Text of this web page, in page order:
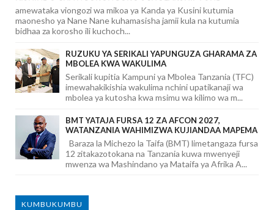
amewataka viongozi wa mikoa ya Kanda ya Kusini kutumia
maonesho ya Nane Nane kuhamasisha jamii kula na kutumia
bidhaa za korosho ili kuchoch...
RUZUKU YA SERIKALI YAPUNGUZA GHARAMA ZA
MBOLEA KWA WAKULIMA
Serikali kupitia Kampuni ya Mbolea Tanzania (TFC)
imewahakikishia wakulima nchini upatikanaji wa
mbolea ya kutosha kwa msimu wa kilimo wa m...
BMT YATAJA FURSA 12 ZA AFCON 2027,
WATANZANIA WAHIMIZWA KUJIANDAA MAPEMA
Baraza la Michezo la Taifa (BMT) limetangaza fursa
12 zitakazotokana na Tanzania kuwa mwenyeji
mwenza wa Mashindano ya Mataifa ya Afrika A...
KUMBUKUMBU